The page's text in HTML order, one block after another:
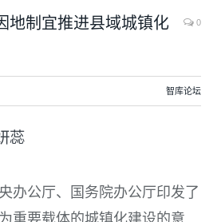
地制宜推进县域城镇化
0
智库论坛
蕊
办公厅、国务院办公厅印发了